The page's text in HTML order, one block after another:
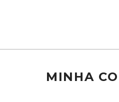
MINHA